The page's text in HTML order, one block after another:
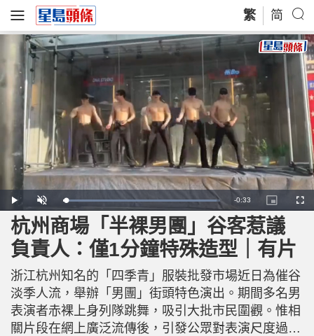
繁 简
P
l
a
y
U
n
m
u
e
L
o
a
d
e
d
:
9
7
6
9
R
e
i
n
i
-0:33
P
i
c
t
u
e
i
-
P
i
c
u
e
F
u
杭州商場「半裸男團」谷客惹議
負責人：僅1分鐘特殊造型｜有片
浙江杭州知名的「四季青」服裝批發市場近日為催谷
淡季人流，舉辦「男團」街頭特色演出。期間多名男
表演者赤裸上身列隊跳舞，吸引大批市民圍觀。惟相
關片段在網上廣泛流傳後，引發公眾對表演尺度過大